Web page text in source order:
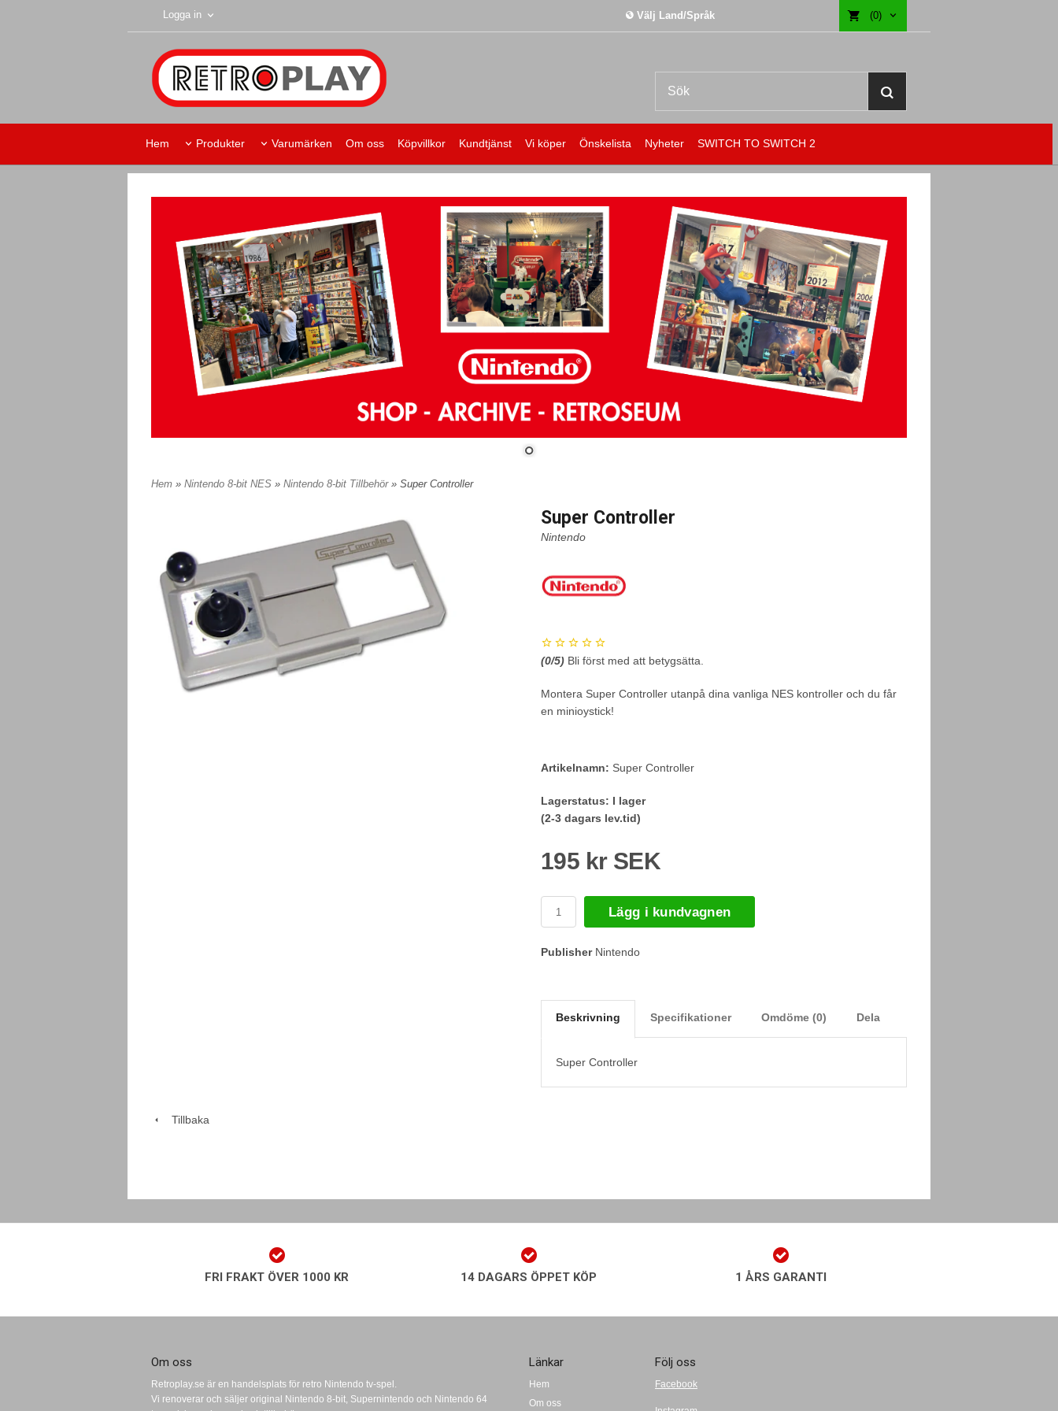
Logga in Välj Land/Språk (0)
Hem Produkter Varumärken Om oss Köpvillkor Kundtjänst Vi köper Önskelista Nyheter SWITCH TO SWITCH 2
Hem » Nintendo 8-bit NES » Nintendo 8-bit Tillbehör » Super Controller
Super Controller
Nintendo
(0/5) Bli först med att betygsätta.
Montera Super Controller utanpå dina vanliga NES kontroller och du får
en minioystick!
Artikelnamn: Super Controller
Lagerstatus: I lager
(2-3 dagars lev.tid)
195 kr SEK
Lägg i kundvagnen
PublisherNintendo
Beskrivning Specifikationer Omdöme (0) Dela
Super Controller
Tillbaka
FRI FRAKT ÖVER 1000 KR 14 DAGARS ÖPPET KÖP 1 ÅRS GARANTI
Om oss
Retroplay.se är en handelsplats för retro Nintendo tv-spel.
Vi renoverar och säljer original Nintendo 8-bit, Supernintendo och Nintendo 64
Länkar
Hem
Om oss
Följ oss
Facebook